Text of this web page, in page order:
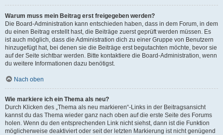
Warum muss mein Beitrag erst freigegeben werden?
Die Board-Administration kann entschieden haben, dass in dem Forum, in dem
du einen Beitrag erstellt hast, die Beiträge zuerst geprüft werden müssen. Es
ist auch möglich, dass die Administration dich zu einer Gruppe von Benutzern
hinzugefügt hat, bei denen sie die Beiträge erst begutachten möchte, bevor sie
auf der Seite sichtbar werden. Bitte kontaktiere die Board-Administration, wenn
du weitere Informationen dazu benötigst.
Nach oben
Wie markiere ich ein Thema als neu?
Durch Klicken des „Thema als neu markieren“-Links in der Beitragsansicht
kannst du das Thema wieder ganz nach oben auf die erste Seite des Forums
holen. Wenn du den entsprechenden Link nicht siehst, dann ist die Funktion
möglicherweise deaktiviert oder seit der letzten Markierung ist nicht genügend